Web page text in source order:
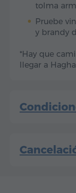
tolma
Pruebe
y brandy
*Hay que
llegar a